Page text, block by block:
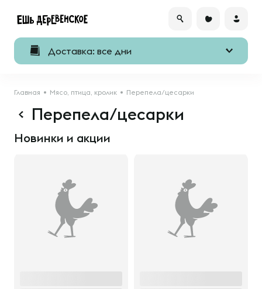
Доставка: все дни
Главная Мясо, птица, кролик Перепела/цесарки
Перепела/цесарки
Новинки и акции